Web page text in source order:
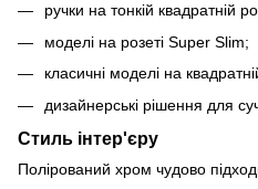
ручки на тонкій квадратній
моделі на розеті Super Slim;
класичні моделі на
дизайнерські рішення для
Стиль інтер'єру
Полірований хром чудово